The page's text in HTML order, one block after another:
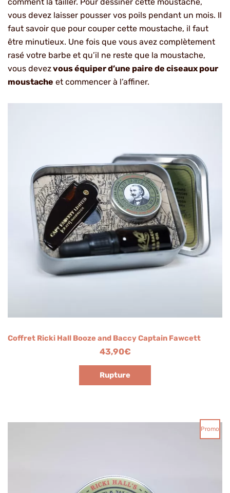
comment la tailler. Pour dessiner cette moustache,
vous devez laisser pousser vos poils pendant un mois. Il
faut savoir que pour couper cette moustache, il faut
être minutieux. Une fois que vous avez complètement
rasé votre barbe et qu’il ne reste que la moustache,
vous devezvous équiper d’une paire de ciseaux pour
moustache et commencer à l’affiner.
Coffret Ricki Hall Booze and Baccy Captain Fawcett
43,90€
Rupture
Promo